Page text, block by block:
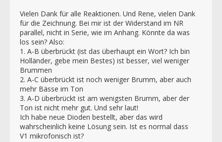
Vielen Dank für alle Reaktionen. Und Rene, vielen Dank
für die Zeichnung. Bei mir ist der Widerstand im NR
parallel, nicht in Serie, wie im Anhang. Könnte da was
los sein? Also:
1. A-B überbrückt (ist das überhaupt ein Wort? Ich bin
Holländer, gebe mein Bestes) ist besser, viel weniger
Brummen
2. A-C überbrückt ist noch weniger Brumm, aber auch
mehr Bässe im Ton
3. A-D überbrückt ist am wenigsten Brumm, aber der
Ton ist nicht mehr gut. Und sehr laut!
Ich habe neue Dioden bestellt, aber das wird
wahrscheinlich keine Lösung sein. Ist es normal dass
V1 mikrofonisch ist?